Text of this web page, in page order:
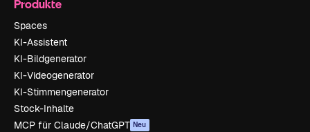
Produkte
Spaces
KI-Assistent
KI-Bildgenerator
KI-Videogenerator
KI-Stimmengenerator
Stock-Inhalte
MCP für Claude/ChatGPT Neu